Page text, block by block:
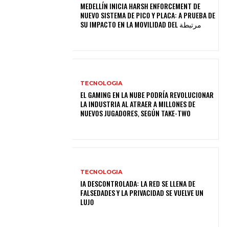
MEDELLÍN INICIA HARSH ENFORCEMENT DE
NUEVO SISTEMA DE PICO Y PLACA: A PRUEBA DE
SU IMPACTO EN LA MOVILIDAD DEL مرتبطة
TECNOLOGIA
EL GAMING EN LA NUBE PODRÍA REVOLUCIONAR
LA INDUSTRIA AL ATRAER A MILLONES DE
NUEVOS JUGADORES, SEGÚN TAKE-TWO
TECNOLOGIA
IA DESCONTROLADA: LA RED SE LLENA DE
FALSEDADES Y LA PRIVACIDAD SE VUELVE UN
LUJO